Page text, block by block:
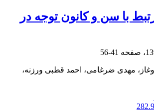
با سن و کانون توجه در
41-56
مهدی ضرغامی، احمد قطبی ورزنه،